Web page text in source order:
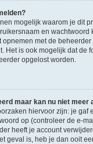
mogelijk waarom je dit
en wachtwoord
opnemen met de
Het is ook mogelijk dat de
opgelost worden.
maar kan nu niet meer
hiervoor zijn: je gaf
op (controleer de e-
heeft je account
geval is, heb je dan ooit